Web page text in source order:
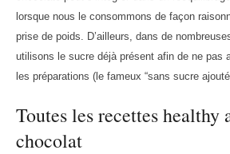
lorsque nous le consommons de façon
prise de poids. D’ailleurs, dans de
utilisons le sucre déjà présent afin de ne pas
les préparations (le fameux “sans sucre
Toutes les recettes healthy
chocolat